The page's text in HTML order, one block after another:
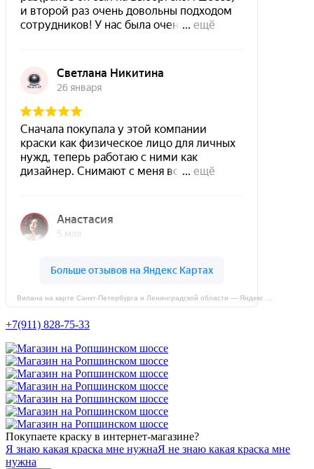
Вилана на карте Санкт‑Петербурга и Ленинградской области — Яндекс Карты
+7(911) 828-75-33
Покупаете краску в интернет-магазине?
Я знаю какая краска мне нужнаЯ не знаю какая краска мне
нужна